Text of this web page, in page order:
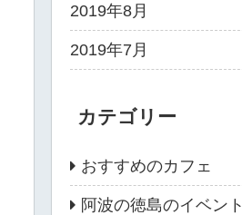
2019年8月
2019年7月
カテゴリー
おすすめのカフェ
阿波の徳島のイベント